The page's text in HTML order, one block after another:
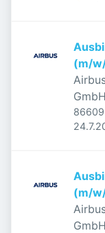
(m/
GmbH
(m/
GmbH